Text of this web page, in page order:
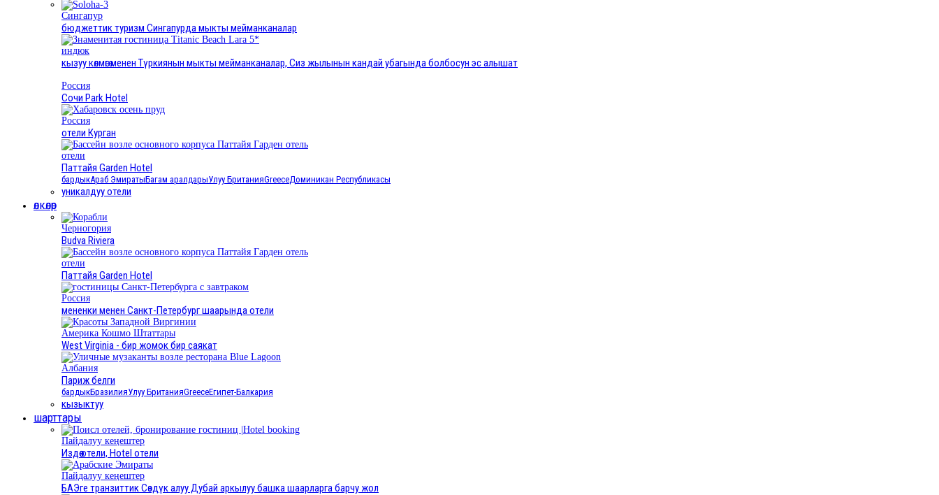
Сингапур
бюджеттик туризм Сингапурда мыкты мейманканалар
индюк
кызуу көлмөгө менен Түркиянын мыкты мейманканалар, Сиз жылынын кандай убагында болбосун эс алышат
Россия
Сочи Park Hotel
Россия
отели Курган
отели
Паттайя Garden Hotel
бардыкАраб ЭмиратыБагам аралдарыУлуу БританияGreeceДоминикан Республикасы
уникалдуу отели
өлкөлөр
Черногория
Budva Riviera
отели
Паттайя Garden Hotel
Россия
мененки менен Санкт-Петербург шаарында отели
Америка Кошмо Штаттары
West Virginia - бир жомок бир саякат
Албания
Париж белги
бардыкБразилияУлуу БританияGreeceЕгипет-Балкария
кызыктуу
шарттары
Пайдалуу кеңештер
Издөө отели, Hotel отели
Пайдалуу кеңештер
БАЭге транзиттик Сөздүк алуу Дубай аркылуу башка шаарларга барчу жол